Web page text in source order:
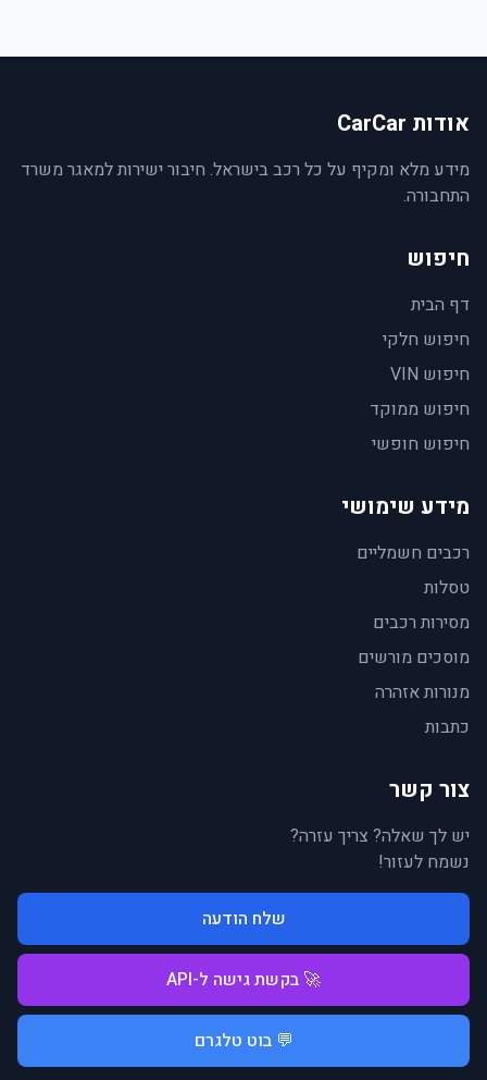
אודות CarCar
מידע מלא ומקיף על כל רכב בישראל. חיבור ישירות למאגר משרד
התחבורה.
חיפוש
דף הבית
חיפוש חלקי
חיפוש VIN
חיפוש ממוקד
חיפוש חופשי
מידע שימושי
רכבים חשמליים
טסלות
מסירות רכבים
מוסכים מורשים
מנורות אזהרה
כתבות
צור קשר
יש לך שאלה? צריך עזרה?
נשמח לעזור!
שלח הודעה
🚀 בקשת גישה ל-API
💬 בוט טלגרם